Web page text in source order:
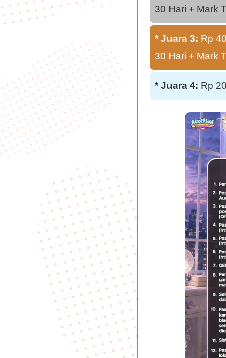
30 Hari + Mark
* Juara 3: Rp
30 Hari + Mark
* Juara 4: Rp